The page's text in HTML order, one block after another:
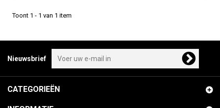
Toont 1 - 1 van 1 item
Nieuwsbrief
CATEGORIEËN